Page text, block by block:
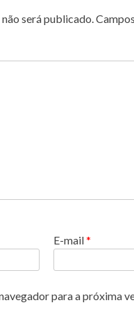
será publicado.
E-mail*
para a próxima